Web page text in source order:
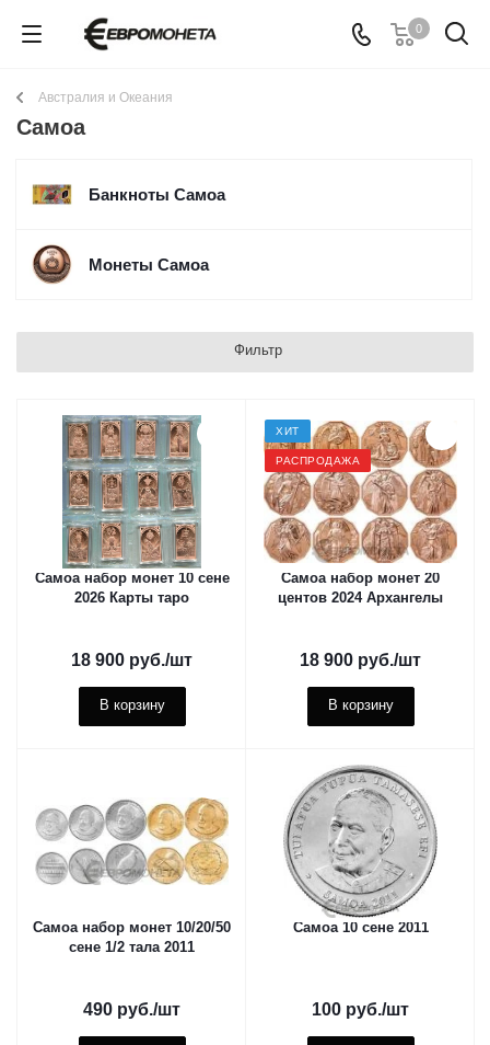
0
Австралия и Океания
Самоа
Банкноты Самоа
Монеты Самоа
Фильтр
Самоа набор монет 10 сене
2026 Карты таро
18 900 руб./шт
В корзину
ХИТ
РАСПРОДАЖА
Самоа набор монет 20
центов 2024 Архангелы
18 900 руб./шт
В корзину
Самоа набор монет 10/20/50
сене 1/2 тала 2011
490 руб./шт
Самоа 10 сене 2011
100 руб./шт